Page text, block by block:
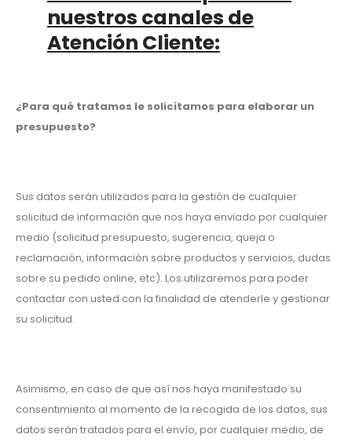
nuestros canales de
Atención Cliente:
¿Para qué tratamos le solicitamos para elaborar un
presupuesto?
Sus datos serán utilizados para la gestión de cualquier
solicitud de información que nos haya enviado por cualquier
medio (solicitud presupuesto, sugerencia, queja o
reclamación, información sobre productos y servicios, dudas
sobre su pedido online, etc). Los utilizaremos para poder
contactar con usted con la finalidad de atenderle y gestionar
su solicitud.
Asimismo, en caso de que así nos haya manifestado su
consentimiento al momento de la recogida de los datos, sus
datos serán tratados para el envío, por cualquier medio, de